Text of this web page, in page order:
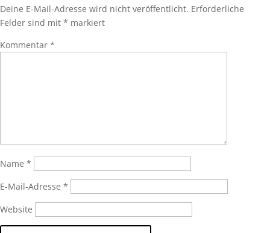
Deine E-Mail-Adresse wird nicht veröffentlicht. Erforderliche
Felder sind mit * markiert
Kommentar *
Name *
E-Mail-Adresse *
Website